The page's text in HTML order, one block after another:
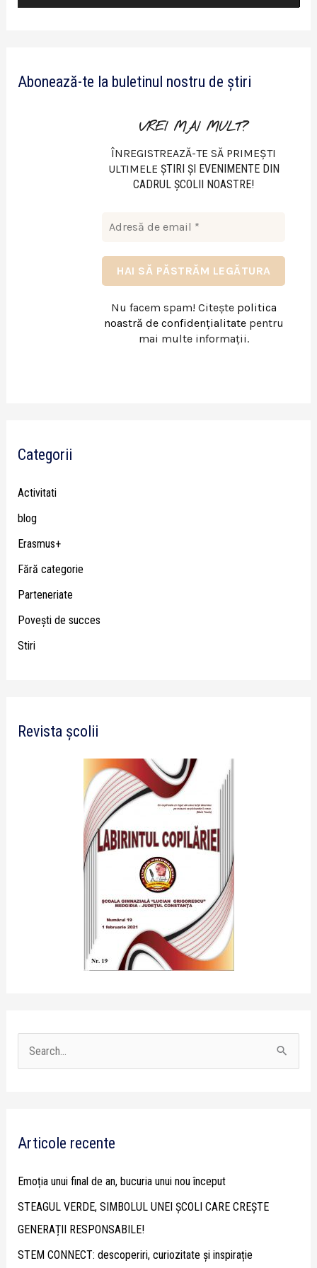
o
Abonează-te la buletinul nostru de știri
VREI MAI MULT?
ÎNREGISTREAZĂ-TE SĂ PRIMEȘTI
ULTIMELE ŞTIRI ŞI EVENIMENTE DIN
CADRUL ŞCOLII NOASTRE!
Nu facem spam! Citește politica
noastră de confidențialitatepentru
mai multe informații.
Categorii
Activitati
blog
Erasmus+
Fără categorie
Parteneriate
Poveşti de succes
Stiri
Revista școlii
c
o
r
:
Articole recente
Emoția unui final de an, bucuria unui nou început
STEAGUL VERDE, SIMBOLUL UNEI ȘCOLI CARE CREȘTE
GENERAȚII RESPONSABILE!
STEM CONNECT: descoperiri, curiozitate și inspirație